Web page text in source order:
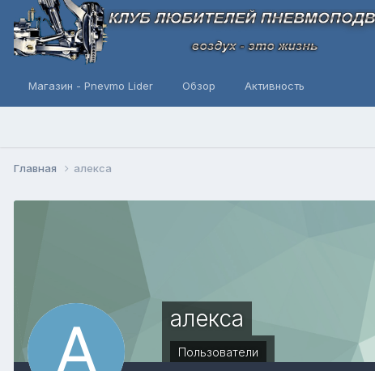
Магазин - Pnevmo Lider Обзор Активность
Главная алекса
алекса
Пользователи